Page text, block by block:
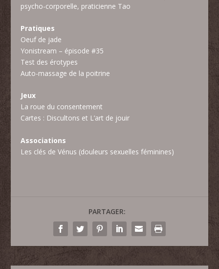
psycho-corporelle, praticienne Tao
Pratiques
Oeuf de jade
Yonistream – épisode #35
Test des érotypes
Auto-massage de la poitrine
Jeux
La roue du consentement
Cartes : Discultons et L’art de jouir
Associations
Les clés de Vénus (douleurs sexuelles féminines)
PARTAGER: